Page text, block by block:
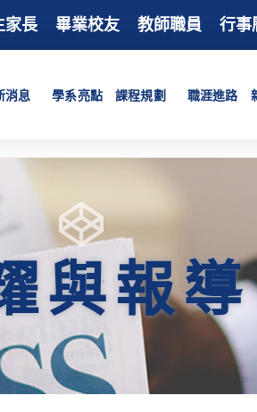
家長 畢業校友 教師職員 行事
消息 學系亮點 課程規劃 職涯進路
與報導